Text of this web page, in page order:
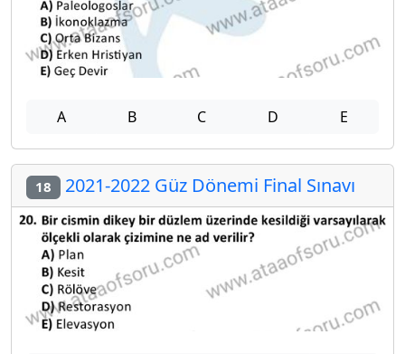
A B C D E
18 2021-2022 Güz Dönemi Final Sınavı